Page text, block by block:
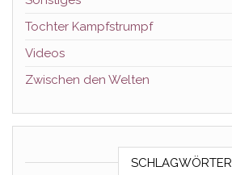
Tochter Kampfstrumpf
Videos
Zwischen den Welten
SCHLAGWÖRTER